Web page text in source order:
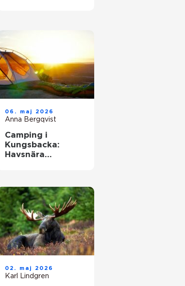
06. maj 2026
Anna Bergqvist
Camping i
Kungsbacka:
Havsnära
02. maj 2026
Karl Lindgren